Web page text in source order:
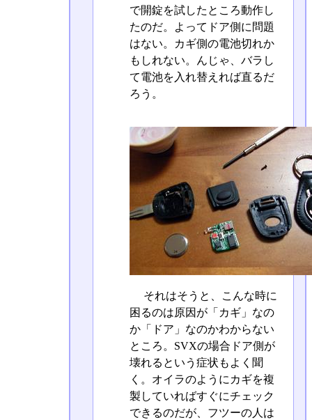
で開錠を試したところ動作し
たのだ。よってドア側に問題
はない。カギ側の電池切れか
もしれない。んじゃ、バラし
て電池を入れ替えれば直るだ
ろう。
それはそうと、こんな時に
困るのは原因が「カギ」なの
か「ドア」なのかわからない
ところ。SVXの場合ドア側が
壊れるという症状もよく聞
く。オイラのようにカギを複
製していればすぐにチェック
できるのだが、フツーの人は